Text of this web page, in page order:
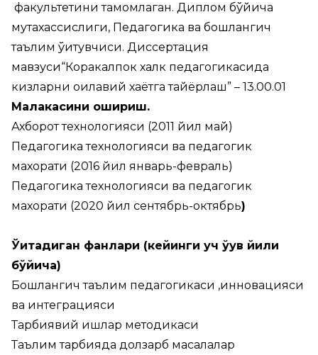
факультетини тамомлаган. Диплом бўйича
мутахассислиги, Педагогика ва бошлангич
таълим ўқитувчиси. Диссертация
мавзуси“Коракалпок халк педагогикасида
кизларни оилавий хаётга тайёрлаш” – 13.00.01
Малакасини ошириш.
Ахборот технологияси (2011 йил май)
Педагогика технологияси ва педагогик
махорати (2016 йил январь-февраль)
Педагогика технологияси ва педагогик
махорати (2020 йил сентябрь-октябрь)
Ўқитадиган фанлари (кейинги уч ўқув йили
бўйича)
Бошлангич таълим педагогикаси ,инновацияси
ва интеграцияси
Тарбиявий ишлар методикаси
Таълим тарбияда долзарб масалалар